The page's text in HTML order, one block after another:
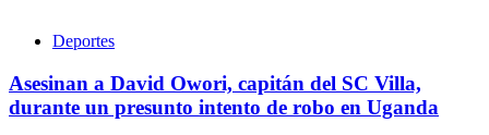
Deportes
Asesinan a David Owori, capitán del SC Villa,
durante un presunto intento de robo en Uganda